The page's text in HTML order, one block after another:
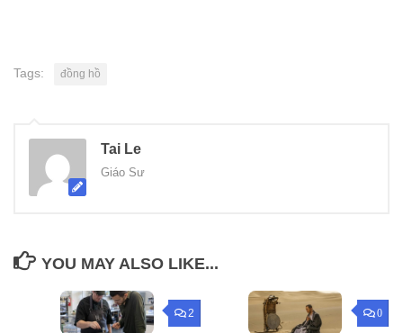
Tags: đồng hồ
Tai Le
Giáo Sư
YOU MAY ALSO LIKE...
2 0